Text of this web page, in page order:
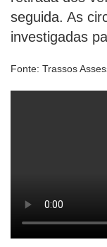
seguida. As
investigadas
Fonte: Trassos